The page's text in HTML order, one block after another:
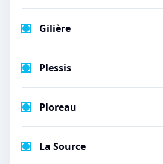
Gilière
Plessis
Ploreau
La Source